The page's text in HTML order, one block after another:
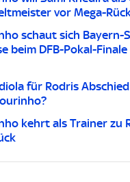
vor Mega-
schaut sich Bayern-
beim DFB-Pokal-
für Rodris
kehrt als Trainer zu